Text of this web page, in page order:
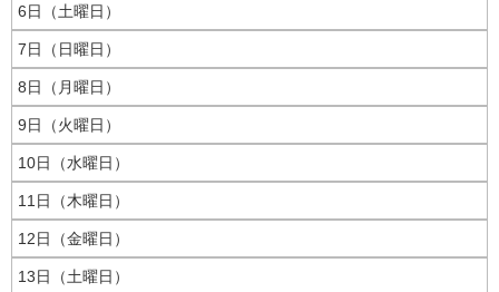
6日（土曜日）
7日（日曜日）
8日（月曜日）
9日（火曜日）
10日（水曜日）
11日（木曜日）
12日（金曜日）
13日（土曜日）